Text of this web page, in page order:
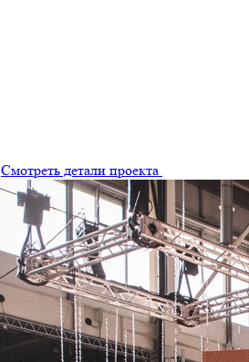
Смотреть детали проекта